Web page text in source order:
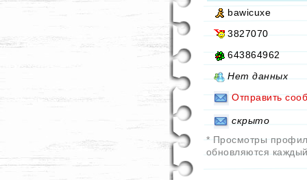
bawicuxe
3827070
643864962
Нет данных
Отправить
скрыто
* Просмотры
обновляются